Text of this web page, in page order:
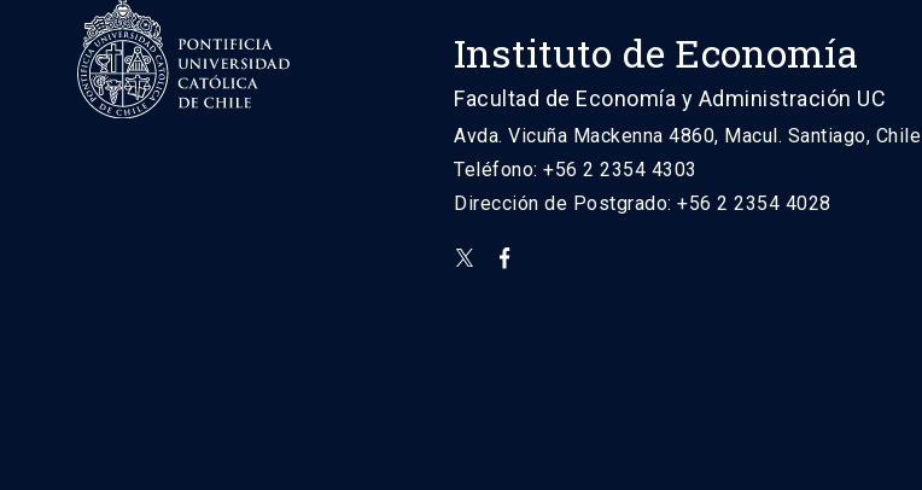
Instituto de Economía
Facultad de Economía y Administración UC
Avda. Vicuña Mackenna 4860, Macul. Santiago, Chile
Teléfono: +56 2 2354 4303
Dirección de Postgrado: +56 2 2354 4028